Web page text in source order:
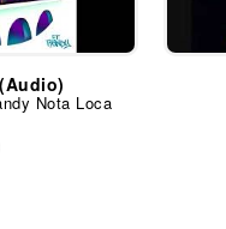
Nota Loca